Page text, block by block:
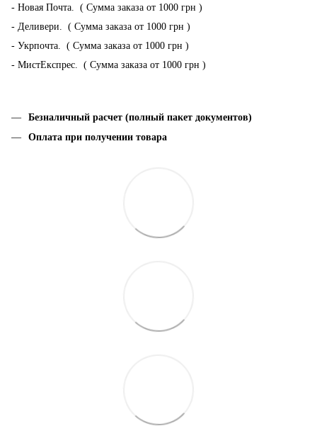
- Новая Почта. ( Сумма заказа от 1000 грн )
- Деливери. ( Сумма заказа от 1000 грн )
- Укрпочта. ( Сумма заказа от 1000 грн )
- МистЕкспрес. ( Сумма заказа от 1000 грн )
Безналичный расчет (полный пакет документов)
Оплата при получении товара